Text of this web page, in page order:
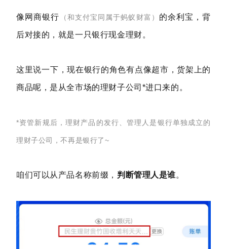
像网商银行 （和支付宝同属于蚂蚁财富） 的余利宝，背
后对接的，就是一只银行现金理财。
这里说一下，现在银行的角色有点像超市，货架上的
商品呢，是从全市场的理财子公司*进口来的。
*资管新规后，理财产品的发行、管理人是银行单独成立的
理财子公司，不再是银行了~
咱们可以从产品名称前缀， 判断管理人是谁。